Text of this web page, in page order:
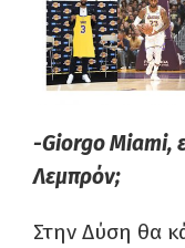
-Giorgo Miami,
Λεμπρόν;
Στην Δύση θα